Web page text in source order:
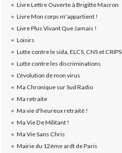
Livre Lettre Ouverte à Brigitte Macron
Livre Mon corps m'appartient !
Livre Plus Vivant Que Jamais !
Loisirs
Lutte contre le sida, ELCS, CNS et CRIPS
Lutte contre les discriminations
L'évolution de mon virus
Ma Chronique sur Sud Radio
Ma retraite
Ma vie d'heureux retraité !
Ma Vie De Militant !
Ma Vie Sans Chris
Mairie du 12ème ardt de Paris